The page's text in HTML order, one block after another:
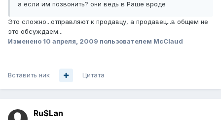
а если им позвонить? они ведь в Раше вроде
Это сложно...отправляют к продавцу, а продавец...в общем не
это обсуждаем...
Изменено 10 апреля, 2009 пользователем McClaud
Вставить ник Цитата
Ru$Lan